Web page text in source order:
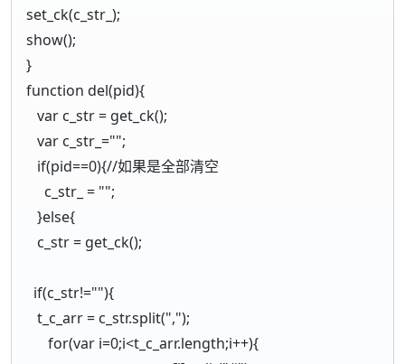
set_ck(c_str_);
show();
}
function del(pid){
var c_str = get_ck();
var c_str_="";
if(pid==0){//如果是全部清空
c_str_ = "";
}else{
c_str = get_ck();
if(c_str!=""){
t_c_arr = c_str.split(",");
for(var i=0;i<t_c_arr.length;i++){